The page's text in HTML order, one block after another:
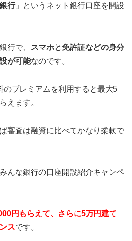
行」というネット銀行口座を開設
行で、
スマホと免許証などの身分
が可能なのです。
のプレミアムを利用すると最大5
えます。
審査は融資に比べてかなり柔軟で
んな銀行の口座開設紹介キャンペ
円もらえて、さらに5万円建て
スです。